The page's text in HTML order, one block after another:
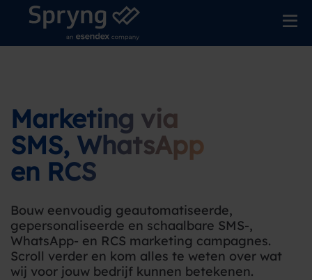
Marketing via
SMS, WhatsApp
en RCS
Bouw eenvoudig geautomatiseerde,
gepersonaliseerde en schaalbare SMS-,
WhatsApp- en RCS marketing campagnes.
Scroll verder en kom alles te weten over wat
wij voor jouw bedrijf kunnen betekenen.